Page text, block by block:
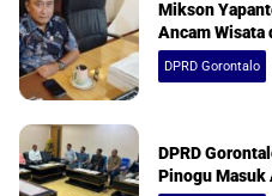
Mikson
Ancam Wisata
DPRD Gorontalo
DPRD
Pinogu Masuk